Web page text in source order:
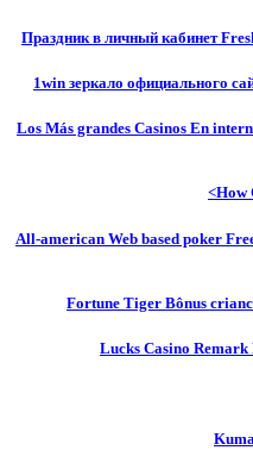
Праздник в личный кабинет
1win зеркало официального
Los Más grandes Casinos En
How
All-american Web based poker
Fortune Tiger Bônus
Lucks Casino